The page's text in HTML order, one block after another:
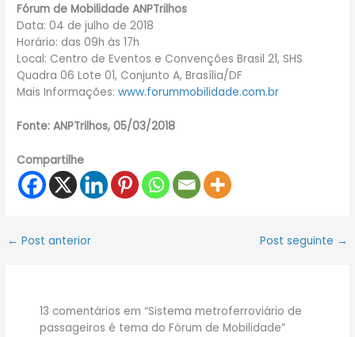
Fórum de Mobilidade ANPTrilhos
Data: 04 de julho de 2018
Horário: das 09h às 17h
Local: Centro de Eventos e Convenções Brasil 21, SHS
Quadra 06 Lote 01, Conjunto A, Brasília/DF
Mais Informações:www.forummobilidade.com.br
Fonte: ANPTrilhos, 05/03/2018
Compartilhe
← Post anterior Post seguinte →
13 comentários em “Sistema metroferroviário de
passageiros é tema do Fórum de Mobilidade”